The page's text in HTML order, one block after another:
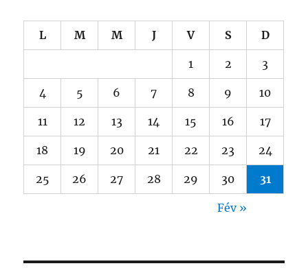
L M M J V S D
1 2 3
4 5 6 7 8 9 10
11 12 13 14 15 16 17
18 19 20 21 22 23 24
25 26 27 28 29 30 31
Fév »